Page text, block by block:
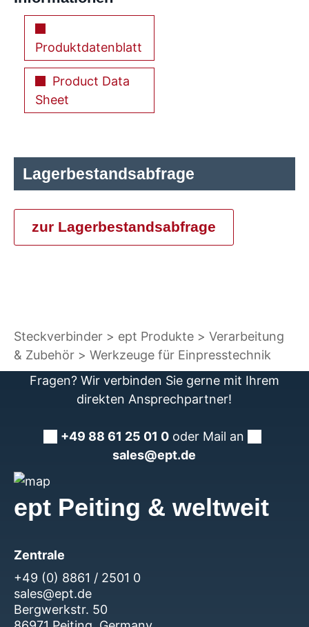
Produktdatenblatt
Product Data
Sheet
Lagerbestandsabfrage
zur Lagerbestandsabfrage
Steckverbinder ept Produkte
Verarbeitung
& Zubehör
Werkzeuge für Einpresstechnik
Fragen? Wir verbinden Sie gerne mit Ihrem
direkten Ansprechpartner!
+49 88 61 25 01 0 oder Mail an
sales@ept.de
ept Peiting & weltweit
Zentrale
+49 (0) 8861 / 2501 0
sales@ept.de
Bergwerkstr. 50